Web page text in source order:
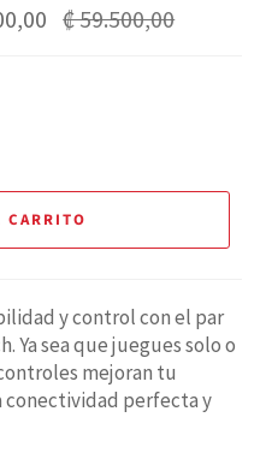
Precio
habitual
₡ 59.500,00
CARRITO
y control con el par
Ya sea que juegues solo o
mejoran tu
conectividad perfecta y